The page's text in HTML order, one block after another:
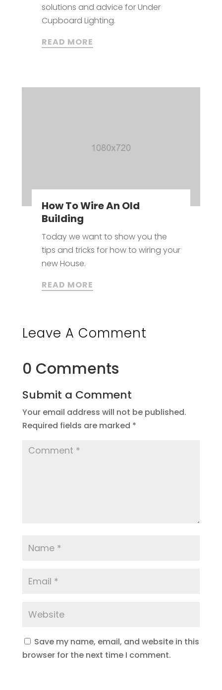
solutions and advice for Under
Cupboard Lighting.
READ MORE
How To Wire An Old
Building
Today we want to show you the
tips and tricks for how to wiring your
new House.
READ MORE
Leave A Comment
0 Comments
Submit a Comment
Your email address will not be published.
Required fields are marked *
Save my name, email, and website in this
browser for the next time I comment.